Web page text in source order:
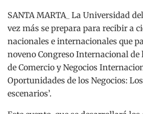
SANTA MARTA_ La Universidad
vez más se prepara para recibir a
nacionales e internacionales que
noveno Congreso Internacional de
de Comercio y Negocios
Oportunidades de los Negocios:
escenarios’.